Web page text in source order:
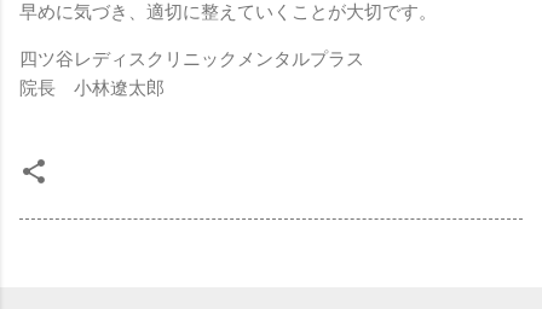
早めに気づき、適切に整えていくことが大切です。
四ツ谷レディスクリニックメンタルプラス
院長 小林遼太郎